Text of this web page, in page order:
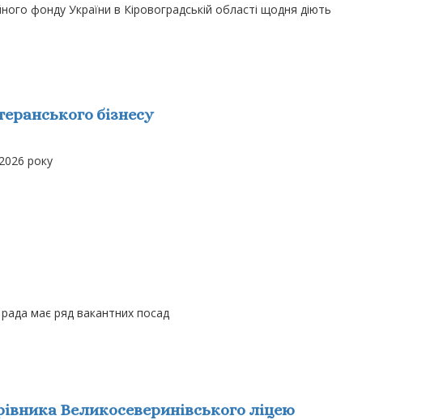
фонду України в Кіровоградській області щодня діють
бізнесу
року
рада має ряд вакантних посад
Великосеверинівського ліцею